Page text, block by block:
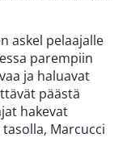
askel pelaajalle
parempiin
ja haluavat
päästä
hakevat
Marcucci